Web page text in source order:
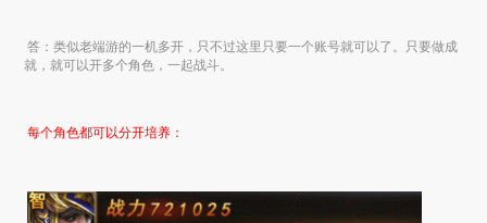
答：类似老端游的一机多开，只不过这里只要一个账号就可以了。只要做成
就，就可以开多个角色，一起战斗。
每个角色都可以分开培养：